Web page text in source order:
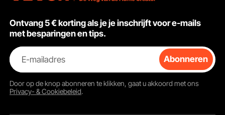
Ontvang 5 € korting als je je inschrijft voor e-mails
met besparingen en tips.
E-mailadres Abonneren
Door op de knopabonneren te klikken, gaat u akkoord met ons
Privacy- & Cookiebeleid.